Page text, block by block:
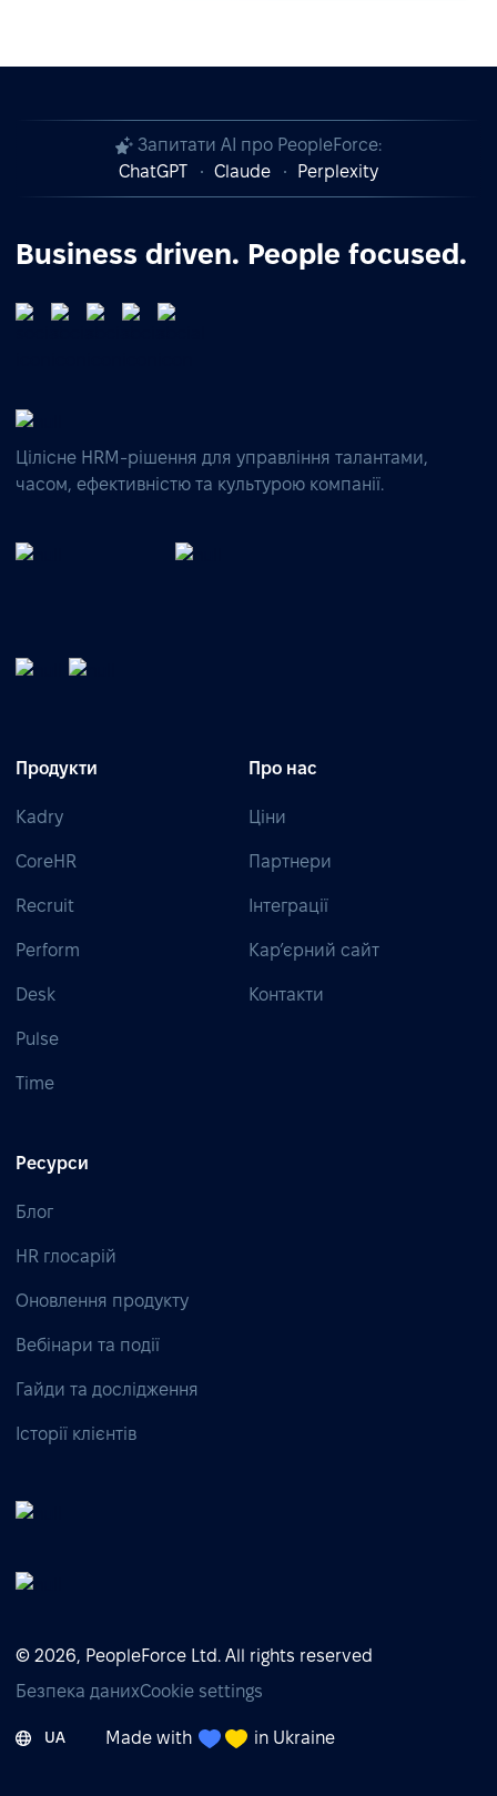
Запитати AI про PeopleForce:
ChatGPT
Claude Perplexity
Business driven. People focused.
Цілісне HRM-рішення для управління талантами,
часом, ефективністю та культурою компанії.
Продукти
Kadry
CoreHR
Recruit
Perform
Desk
Pulse
Time
Про нас
Ціни
Партнери
Інтеграції
Кар’єрний сайт
Контакти
Ресурси
Блог
HR глосарій
Оновлення продукту
Вебінари та події
Гайди та дослідження
Історії клієнтів
© 2026, PeopleForce Ltd. All rights reserved
Безпека данихCookie settings
UA Made with in Ukraine